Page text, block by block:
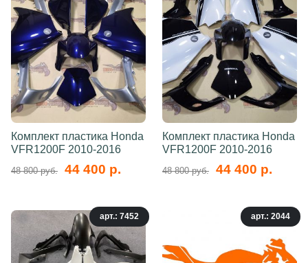
Комплект пластика Honda
VFR1200F 2010-2016
48 800 руб. 44 400 р.
Комплект пластика Honda
VFR1200F 2010-2016
48 800 руб. 44 400 р.
арт.: 7452 арт.: 2044